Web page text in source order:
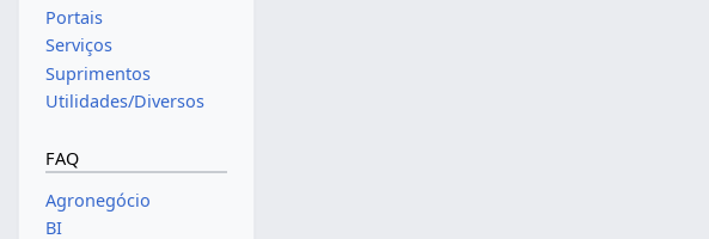
Portais
Serviços
Suprimentos
Utilidades/Diversos
FAQ
Agronegócio
BI